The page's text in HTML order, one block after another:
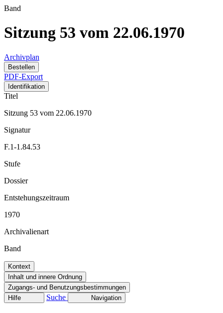
Band
Sitzung 53 vom 22.06.1970
Archivplan
Bestellen
PDF-Export
Identifikation
Titel
Sitzung 53 vom 22.06.1970
Signatur
F.1-1.84.53
Stufe
Dossier
Entstehungszeitraum
1970
Archivalienart
Band
Kontext
Inhalt und innere Ordnung
Zugangs- und Benutzungsbestimmungen
Hilfe
Suche Navigation